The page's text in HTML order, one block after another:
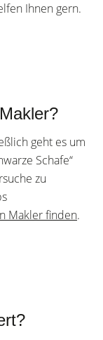
Ihnen gern.
geht es um
Schafe“
zu
Makler finden.